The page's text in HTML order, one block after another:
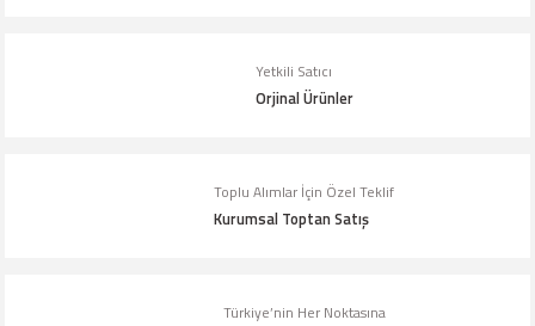
Bu ürüne benzer farklı alternatifler olmalı.
Yetkili Satıcı
Orjinal Ürünler
Toplu Alımlar İçin Özel Teklif
Kurumsal Toptan Satış
Türkiye’nin Her Noktasına